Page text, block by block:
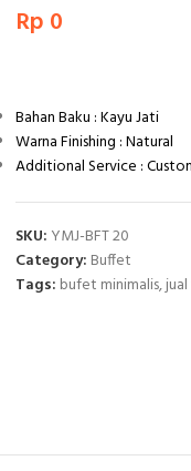
Rp 0
Bahan Baku : Kayu Jati
Warna Finishing : Natural
Additional Service :
SKU: YMJ-BFT 20
Category: Buffet
Tags: bufet minimalis,